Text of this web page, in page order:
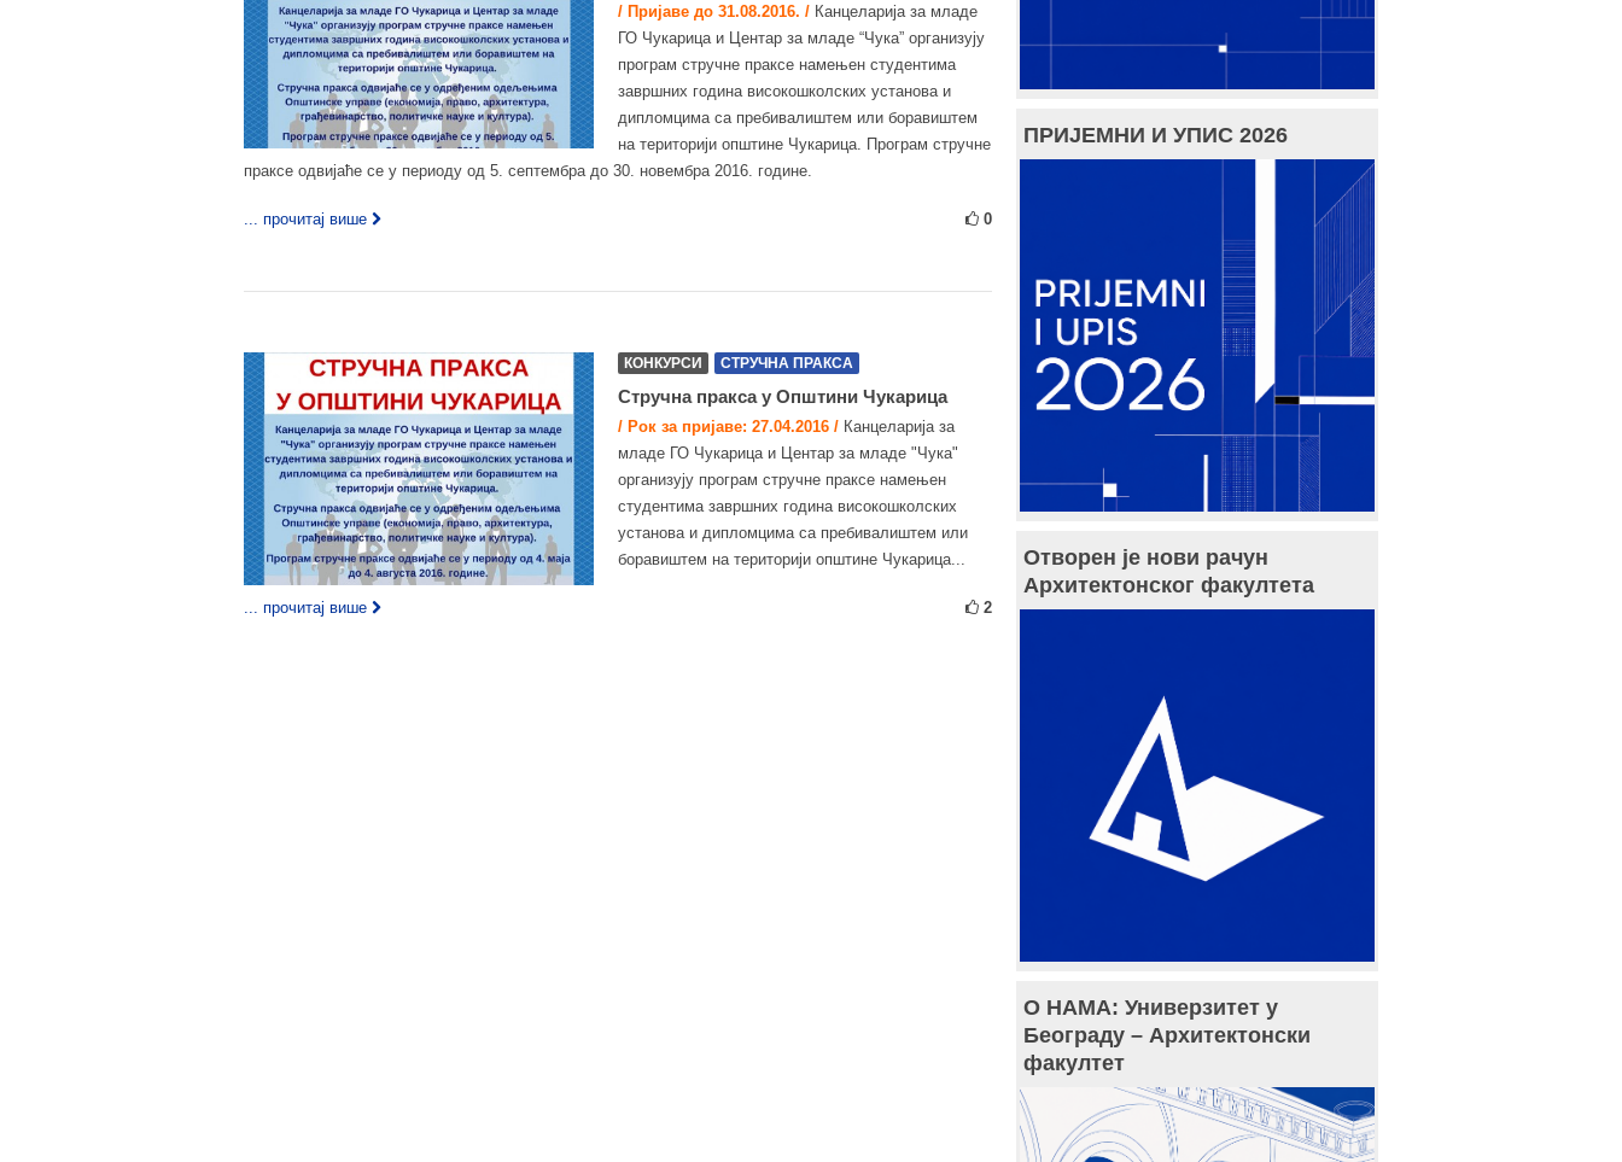
/ Пријаве до 31.08.2016. / Канцеларија за младе
ГО Чукарица и Центар за младе “Чука” организују
програм стручне праксе намењен студентима
завршних година високошколских установа и
дипломцима са пребивалиштем или боравиштем
на територији општине Чукарица. Програм стручне
праксе одвијаће се у периоду од 5. септембра до 30. новембра 2016. године.
... прочитај више 0
КОНКУРСИ СТРУЧНА ПРАКСА
Стручна пракса у Општини Чукарица
/ Рок за пријаве: 27.04.2016 / Канцеларија за
младе ГО Чукарица и Центар за младе "Чука"
организују програм стручне праксе намењен
студентима завршних година високошколских
установа и дипломцима са пребивалиштем или
боравиштем на територији општине Чукарица...
... прочитај више 2
ПРИЈЕМНИ И УПИС 2026
Отворен је нови рачун
Архитектонског факултета
О НАМА: Универзитет у
Београду – Архитектонски
факултет